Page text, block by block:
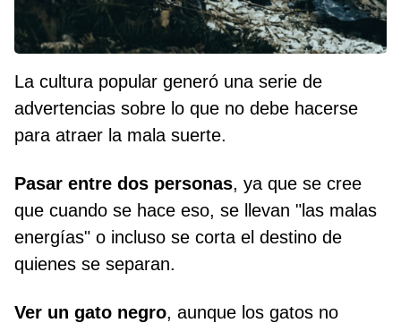
La cultura popular generó una serie de
advertencias sobre lo que no debe hacerse
para atraer la mala suerte.
Pasar entre dos personas, ya que se cree
que cuando se hace eso, se llevan "las malas
energías" o incluso se corta el destino de
quienes se separan.
Ver un gato negro, aunque los gatos no